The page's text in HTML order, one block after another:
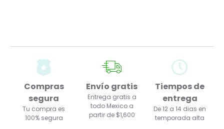
Compras
segura
Tu compra es
100% segura
Envío gratis
Entrega gratis a
todo Mexico a
partir de $1,600
Tiempos de
entrega
De 12 a 14 dias en
temporada alta